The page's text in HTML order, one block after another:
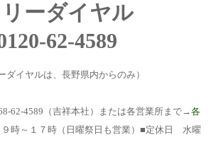
ーダイヤル
62-4589
ダイヤルは、長野県内からのみ）
62-4589（吉祥本社）または各営業所まで→各
時～１７時（日曜祭日も営業）■定休日 水曜